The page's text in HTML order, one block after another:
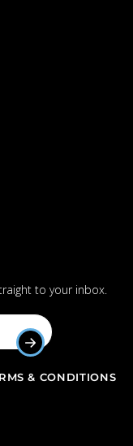
to your inbox.
SUBMIT EMAIL
& CONDITIONS